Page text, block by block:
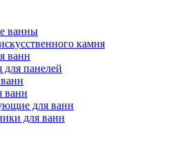
ванны
камня
ванн
для панелей
ванн
для ванн
для ванн